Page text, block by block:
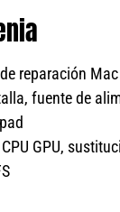
reparación
fuente de
GPU,